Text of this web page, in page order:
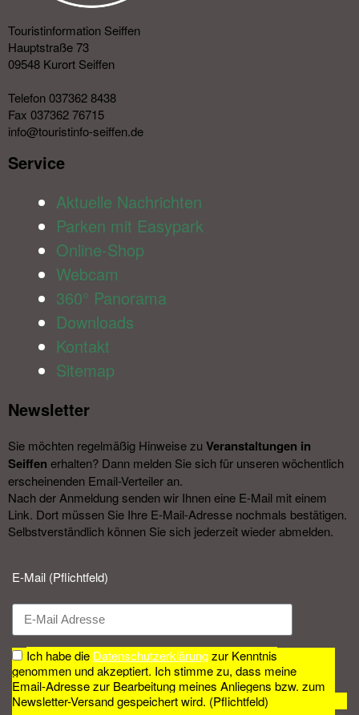
Touristinformation Seiffen
Hauptstraße 73
09548 Kurort Seiffen
Telefon 037362 8438
Fax 037362 76715
info@touristinfo-seiffen.de
Service​
Aktuelle Nachrichten
Parken mit Easypark
Online-Shop
Webcam
360° Panorama
Downloads
Kontakt
Sitemap
Newsletter​
Sie möchten regelmäßig Hinweise zu Veranstal­tungen in
Seiffen erhalten? Dann melden Sie sich für unseren wöchentlich
erscheinenden Email-Verteiler an.
Nach der Anmeldung senden wir Ihnen eine E-Mail mit einem
Link. Dort müssen Sie Ihre E-Mail-Adresse nochmals bestätigen.
Selbstverständlich können Sie sich jederzeit wieder abmelden.​
E-Mail (Pflichtfeld)
Ich habe die Datenschutzerklärungzur Kenntnis
genommen und akzeptiert. Ich stimme zu, dass meine
Email-Adresse zur Bearbeitung meines Anliegens bzw. zum
Newsletter-Versand gespeichert wird. (Pflichtfeld)